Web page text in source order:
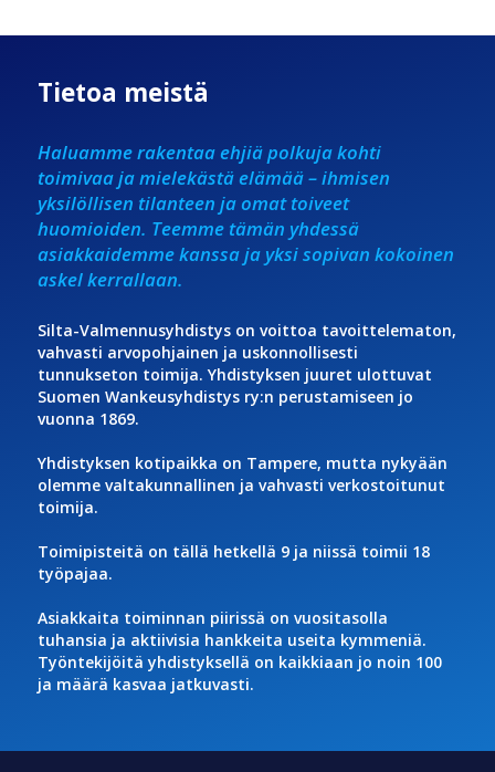
Tietoa meistä
Haluamme rakentaa ehjiä polkuja kohti
toimivaa ja mielekästä elämää – ihmisen
yksilöllisen tilanteen ja omat toiveet
huomioiden. Teemme tämän yhdessä
asiakkaidemme kanssa ja yksi sopivan kokoinen
askel kerrallaan.
Silta-Valmennusyhdistys on voittoa tavoittelematon,
vahvasti arvopohjainen ja uskonnollisesti
tunnukseton toimija. Yhdistyksen juuret ulottuvat
Suomen Wankeusyhdistys ry:n perustamiseen jo
vuonna 1869.
Yhdistyksen kotipaikka on Tampere, mutta nykyään
olemme valtakunnallinen ja vahvasti verkostoitunut
toimija.
Toimipisteitä on tällä hetkellä 9 ja niissä toimii 18
työpajaa.
Asiakkaita toiminnan piirissä on vuositasolla
tuhansia ja aktiivisia hankkeita useita kymmeniä.
Työntekijöitä yhdistyksellä on kaikkiaan jo noin 100
ja määrä kasvaa jatkuvasti.